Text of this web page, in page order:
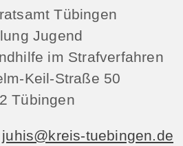
Tübingen
Jugend
im Strafverfahren
Keil-Straße 50
Tübingen
juhis@kreis-tuebingen.de